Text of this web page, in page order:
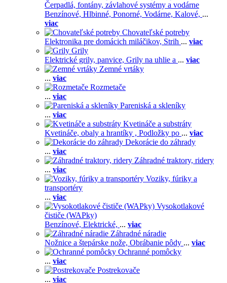
Čerpadlá, fontány, závlahové systémy a vodárne
Benzínové, Hlbinné, Ponorné, Vodárne, Kalové, ...
viac
Chovateľské potreby
Elektronika pre domácich miláčikov, Strih ... viac
Grily
Elektrické grily, panvice, Grily na uhlie a ... viac
Zemné vrtáky
... viac
Rozmetače
... viac
Pareniská a skleníky
... viac
Kvetináče a substráty
Kvetináče, obaly a hrantíky , Podložky po ... viac
Dekorácie do záhrady
... viac
Záhradné traktory, ridery
... viac
Voziky, fúriky a
transportéry
... viac
Vysokotlakové
čističe (WAPky)
Benzínové, Elektrické, ... viac
Záhradné náradie
Nožnice a štepárske nože, Obrábanie pôdy ... viac
Ochranné pomôcky
... viac
Postrekovače
... viac